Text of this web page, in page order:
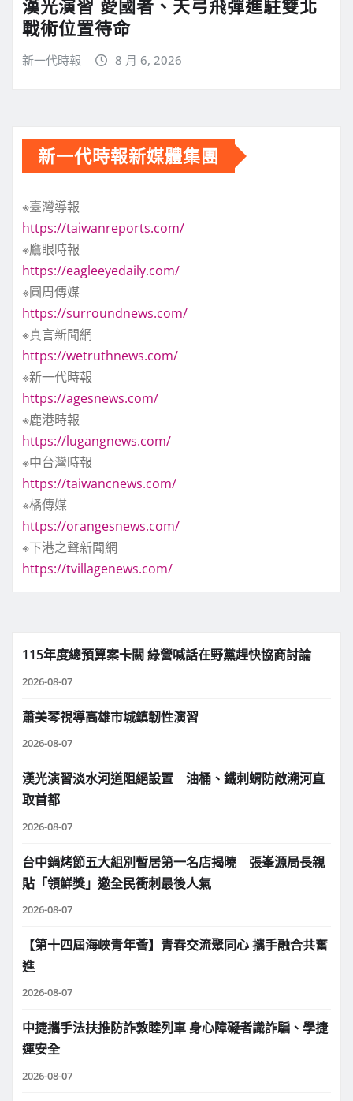
漢光演習 愛國者、天弓飛彈進駐雙北
戰術位置待命
新一代時報 8 月 6, 2026
新一代時報新媒體集團
※臺灣導報
https://taiwanreports.com/
※鷹眼時報
https://eagleeyedaily.com/
※圓周傳媒
https://surroundnews.com/
※真言新聞網
https://wetruthnews.com/
※新一代時報
https://agesnews.com/
※鹿港時報
https://lugangnews.com/
※中台灣時報
https://taiwancnews.com/
※橘傳媒
https://orangesnews.com/
※下港之聲新聞網
https://tvillagenews.com/
115年度總預算案卡關 綠營喊話在野黨趕快協商討論
2026-08-07
蕭美琴視導高雄市城鎮韌性演習
2026-08-07
漢光演習淡水河道阻絕設置 油桶、鐵刺蝟防敵溯河直
取首都
2026-08-07
台中鍋烤節五大組別暫居第一名店揭曉 張峯源局長親
貼「領鮮獎」邀全民衝刺最後人氣
2026-08-07
【第十四屆海峽青年薈】青春交流聚同心 攜手融合共奮
進
2026-08-07
中捷攜手法扶推防詐敦睦列車 身心障礙者識詐騙、學捷
運安全
2026-08-07